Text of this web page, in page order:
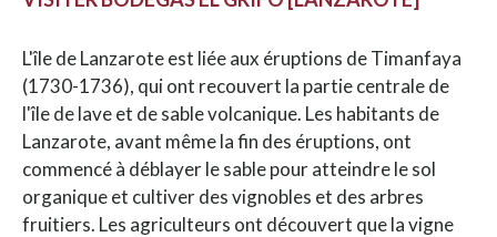
L'île de Lanzarote est liée aux éruptions de Timanfaya
(1730-1736), qui ont recouvert la partie centrale de
l'île de lave et de sable volcanique. Les habitants de
Lanzarote, avant même la fin des éruptions, ont
commencé à déblayer le sable pour atteindre le sol
organique et cultiver des vignobles et des arbres
fruitiers. Les agriculteurs ont découvert que la vigne